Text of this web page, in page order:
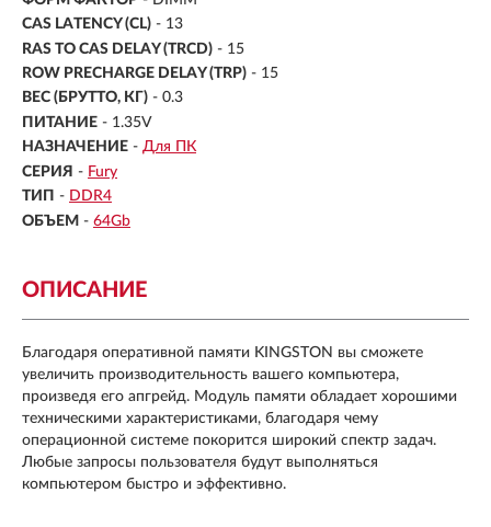
CAS LATENCY (CL) - 13
RAS TO CAS DELAY (TRCD) - 15
ROW PRECHARGE DELAY (TRP) - 15
ВЕС (БРУТТО, КГ) - 0.3
ПИТАНИЕ - 1.35V
НАЗНАЧЕНИЕ - Для ПК
СЕРИЯ - Fury
ТИП - DDR4
ОБЪЕМ - 64Gb
ОПИСАНИЕ
Благодаря оперативной памяти KINGSTON вы сможете
увеличить производительность вашего компьютера,
произведя его апгрейд. Модуль памяти обладает хорошими
техническими характеристиками, благодаря чему
операционной системе покорится широкий спектр задач.
Любые запросы пользователя будут выполняться
компьютером быстро и эффективно.